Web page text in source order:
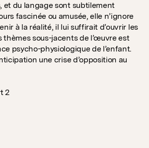
et du langage sont subtilement
fascinée ou amusée, elle n’ignore
à la réalité, il lui suffirait d’ouvrir les
thèmes sous-jacents de l’œuvre est
psycho-physiologique de l’enfant.
une crise d’opposition au
2